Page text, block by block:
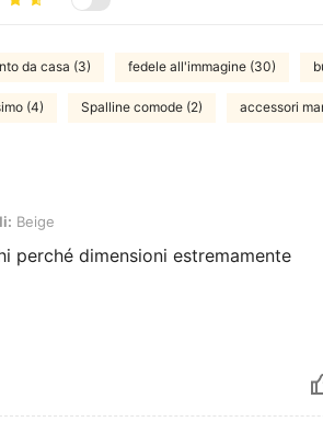
da casa (3) fedele all'immagine (30)
(4) Spalline comode (2) accessori
Beige
perché dimensioni estremamente